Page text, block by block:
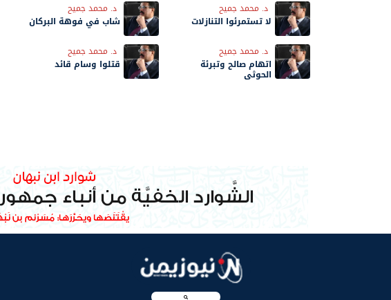
د. محمد جميح
لا تستمرئوا التنازلات
د. محمد جميح
شاب في فوهة البركان
د. محمد جميح
اتهام صالح وتبرئة
الحوثي
د. محمد جميح
قتلوا وسام قائد